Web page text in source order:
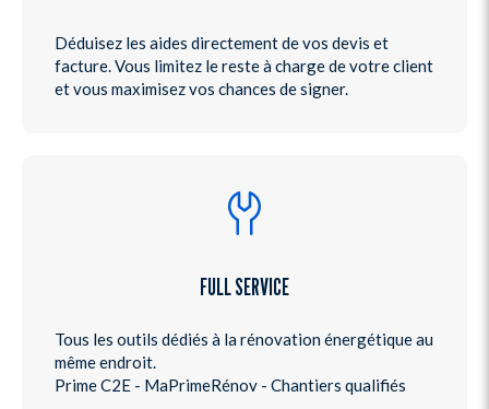
Déduisez les aides directement de vos devis et
facture. Vous limitez le reste à charge de votre client
et vous maximisez vos chances de signer.
FULL SERVICE
Tous les outils dédiés à la rénovation énergétique au
même endroit.
Prime C2E - MaPrimeRénov - Chantiers qualifiés